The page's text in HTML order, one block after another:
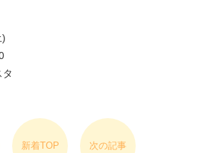
新着TOP 次の記事